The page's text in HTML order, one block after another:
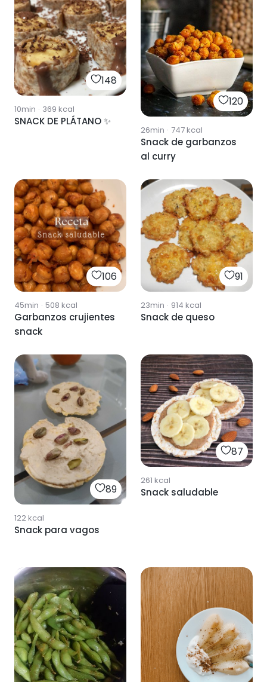
148
10min · 369 kcal
SNACK DE PLÁTANO ✨
120
26min · 747kcal
Snack de garbanzos
al curry
106
45min · 508 kcal
Garbanzos crujientes
snack
91
23min · 914 kcal
Snack de queso
89
122kcal
Snack para vagos
87
261 kcal
Snack saludable